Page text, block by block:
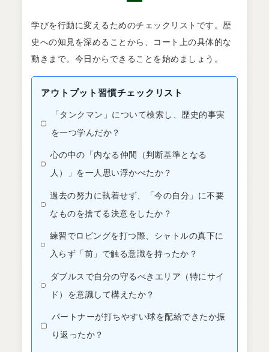
学びを行動に変えるためのチェックリストです。歴
史への知見を深めることから、コート上の具体的な
動きまで。今日からできることを始めましょう。
アウトプット習慣チェックリスト
「タンクマン」について検索し、歴史的事実
を一つ学んだか？
心の中の「内なる仲間（判断基準となる
人）」を一人思い浮かべたか？
過去の努力に執着せず、「今の自分」に不要
なものを捨てる決意をしたか？
練習でロビングを打つ際、シャトルの真下に
入らず「前」で触る意識を持ったか？
ダブルスで自分の守るべきエリア（特にサイ
ド）を意識して構えたか？
パートナーが打ちやすい球を配給できたか振
り返ったか？